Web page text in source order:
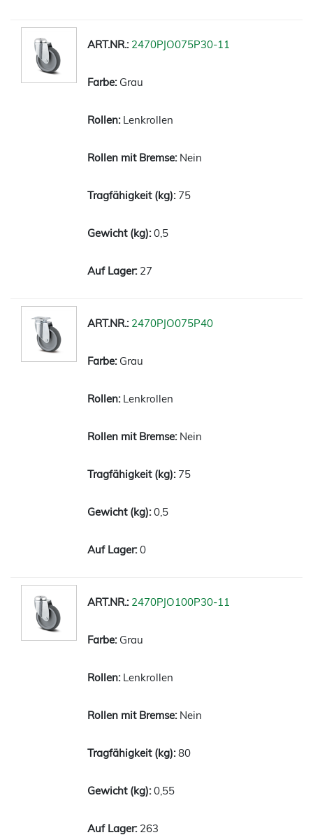
2470PJO075P30-11
Grau
Lenkrollen
Nein
75
0,5
27
2470PJO075P40
Grau
Lenkrollen
Nein
75
0,5
0
2470PJO100P30-11
Grau
Lenkrollen
Nein
80
0,55
263